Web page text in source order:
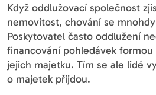
Když oddlužovací společnost
nemovitost, chování se
Poskytovatel často oddlužení
financování pohledávek
jejich majetku. Tím se ale lidé
o majetek přijdou.